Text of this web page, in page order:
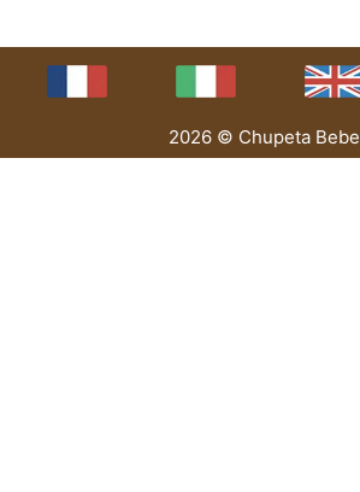
2026 © Chupeta Bebe